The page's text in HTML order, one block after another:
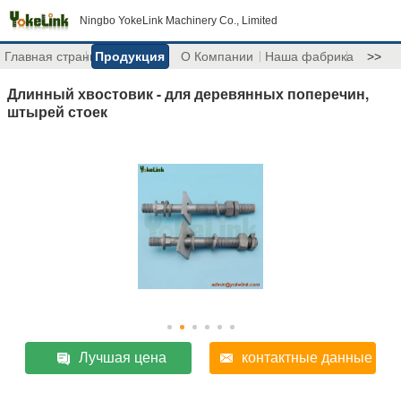
Ningbo YokeLink Machinery Co., Limited
Главная страницаПродукция О Компании Наша фабрика >>
Длинный хвостовик - для деревянных поперечин,
штырей стоек
Лучшая цена контактные данные